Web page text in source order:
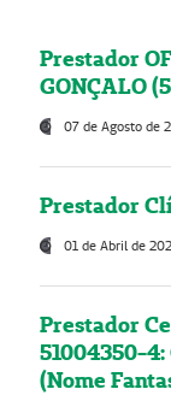
Prestador
GONÇALO
07 de Agosto de
Prestador
01 de Abril de
Prestador
51004350-
(Nome